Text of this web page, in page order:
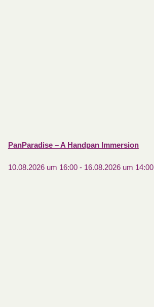
PanParadise – A Handpan Immersion
10.08.2026 um 16:00- 16.08.2026 um 14:00